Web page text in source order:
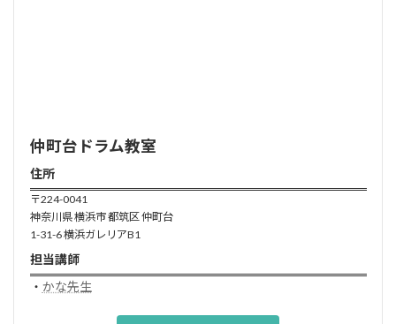
仲町台ドラム教室
住所
〒224-0041
神奈川県 横浜市 都筑区 仲町台
1-31-6 横浜ガレリアB1
担当講師
・ かな先生